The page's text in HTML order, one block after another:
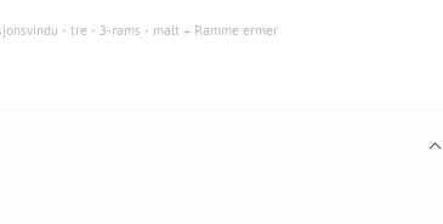
- tre - 3-rams - malt + Ramme ermer